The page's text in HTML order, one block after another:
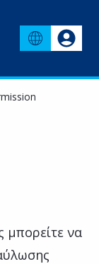
μπορείτε να